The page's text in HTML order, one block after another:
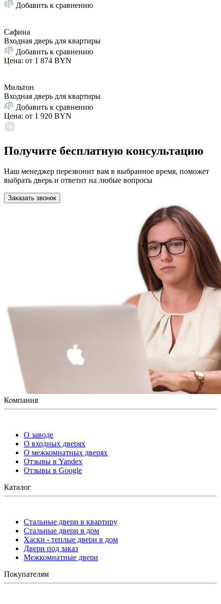
Добавить к сравнению
Сафина
Входная дверь для квартиры
Добавить к сравнению
Цена: от 1 874 BYN
Мильтон
Входная дверь для квартиры
Добавить к сравнению
Цена: от 1 920 BYN
Получите бесплатную консультацию
Наш менеджер перезвонит вам в выбранное время, поможет
выбрать дверь и ответит на любые вопросы
Заказать звонок
Компания
О заводе
О входных дверях
О межкомнатных дверях
Отзывы в Yandex
Отзывы в Google
Каталог
Стальные двери в квартиру
Стальные двери в дом
Хаски - теплые двери в дом
Двери под заказ
Межкомнатные двери
Покупателям